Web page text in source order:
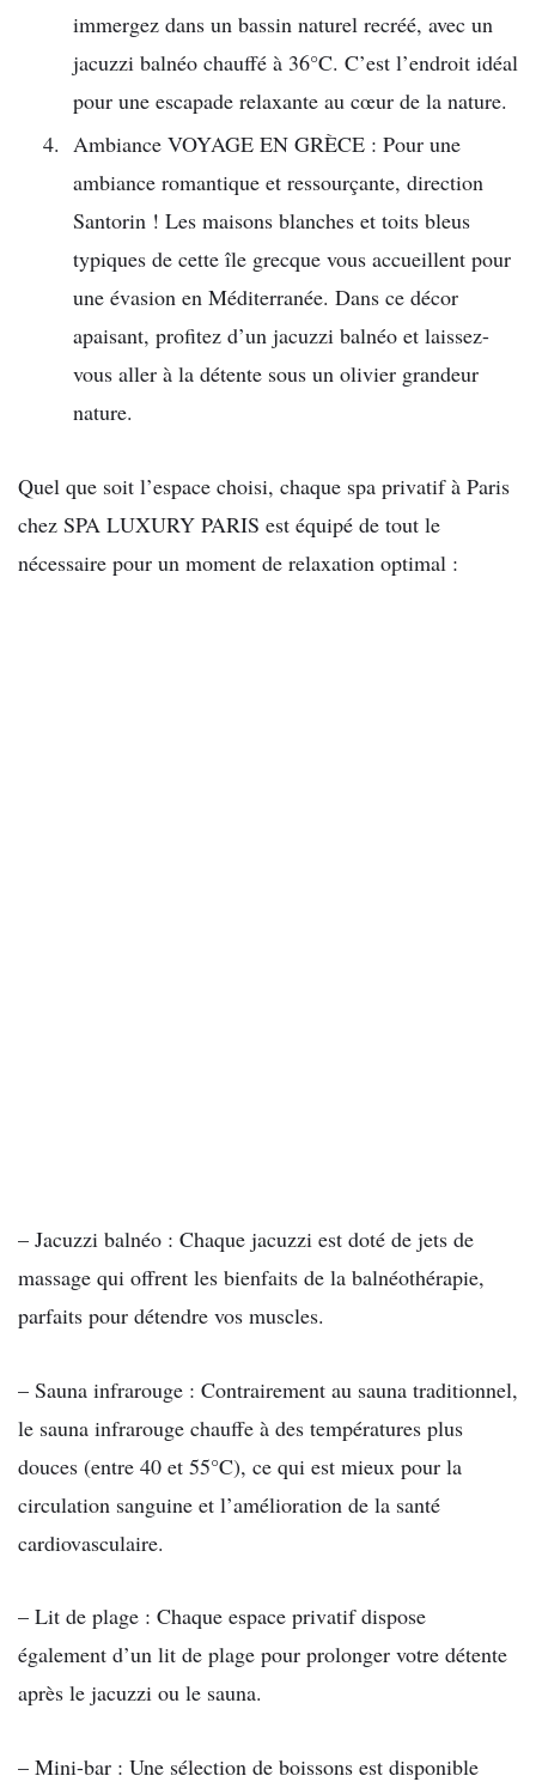
immergez dans un bassin naturel recréé, avec un
jacuzzi balnéo chauffé à 36°C. C’est l’endroit idéal
pour une escapade relaxante au cœur de la nature.
Ambiance VOYAGE EN GRÈCE : Pour une
ambiance romantique et ressourçante, direction
Santorin ! Les maisons blanches et toits bleus
typiques de cette île grecque vous accueillent pour
une évasion en Méditerranée. Dans ce décor
apaisant, profitez d’un jacuzzi balnéo et laissez-
vous aller à la détente sous un olivier grandeur
nature.
Quel que soit l’espace choisi, chaque spa privatif à Paris
chez SPA LUXURY PARIS est équipé de tout le
nécessaire pour un moment de relaxation optimal :
– Jacuzzi balnéo : Chaque jacuzzi est doté de jets de
massage qui offrent les bienfaits de la balnéothérapie,
parfaits pour détendre vos muscles.
– Sauna infrarouge : Contrairement au sauna traditionnel,
le sauna infrarouge chauffe à des températures plus
douces (entre 40 et 55°C), ce qui est mieux pour la
circulation sanguine et l’amélioration de la santé
cardiovasculaire.
– Lit de plage : Chaque espace privatif dispose
également d’un lit de plage pour prolonger votre détente
après le jacuzzi ou le sauna.
– Mini-bar : Une sélection de boissons est disponible